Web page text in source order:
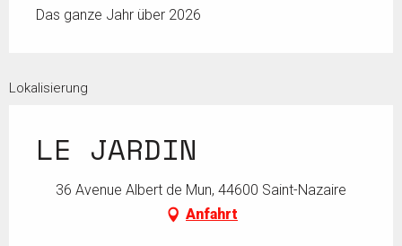
Das ganze Jahr über 2026
Lokalisierung
LE JARDIN
36 Avenue Albert de Mun, 44600 Saint-Nazaire
Anfahrt